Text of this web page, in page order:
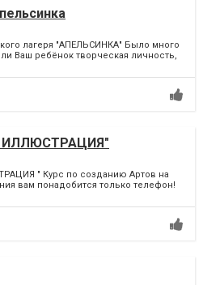
лагеря "АПЕЛЬСИНКА" Было много
Ваш ребёнок творческая личность,
ИЛЛЮСТРАЦИЯ"
" Курс по созданию Артов на
вам понадобится только телефон!